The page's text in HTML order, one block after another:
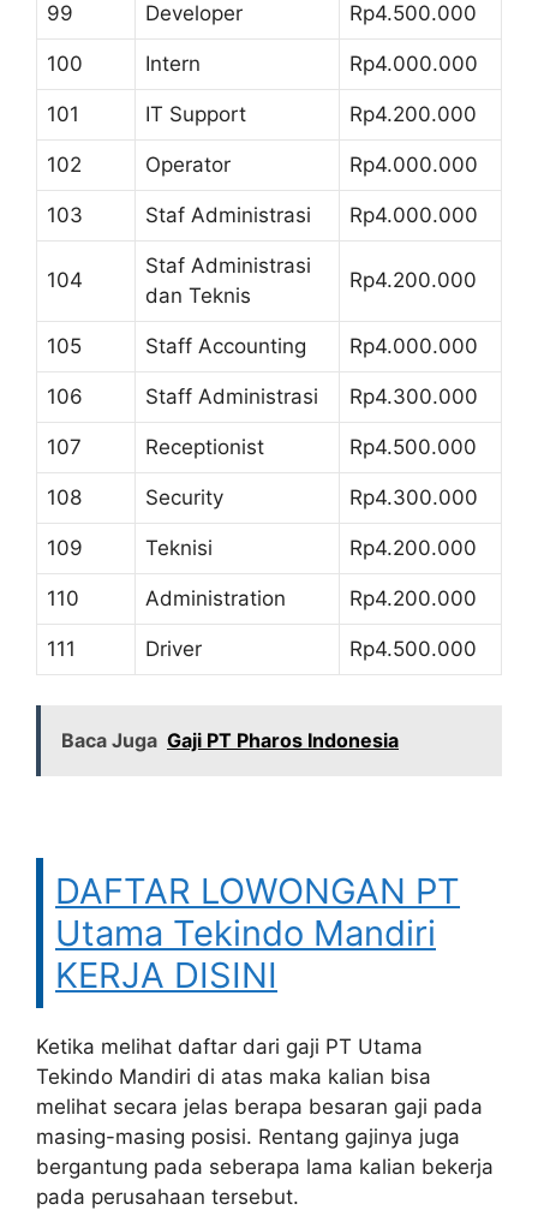
99 Developer Rp4.500.000
100 Intern Rp4.000.000
101 IT Support Rp4.200.000
102 Operator Rp4.000.000
103 Staf Administrasi Rp4.000.000
104
Staf Administrasi
dan Teknis
Rp4.200.000
105 Staff Accounting Rp4.000.000
106 Staff Administrasi Rp4.300.000
107 Receptionist Rp4.500.000
108 Security Rp4.300.000
109 Teknisi Rp4.200.000
110 Administration Rp4.200.000
111 Driver Rp4.500.000
Baca Juga Gaji PT Pharos Indonesia
DAFTAR LOWONGAN PT
Utama Tekindo Mandiri
KERJA DISINI
Ketika melihat daftar dari gaji PT Utama
Tekindo Mandiri di atas maka kalian bisa
melihat secara jelas berapa besaran gaji pada
masing-masing posisi. Rentang gajinya juga
bergantung pada seberapa lama kalian bekerja
pada perusahaan tersebut.